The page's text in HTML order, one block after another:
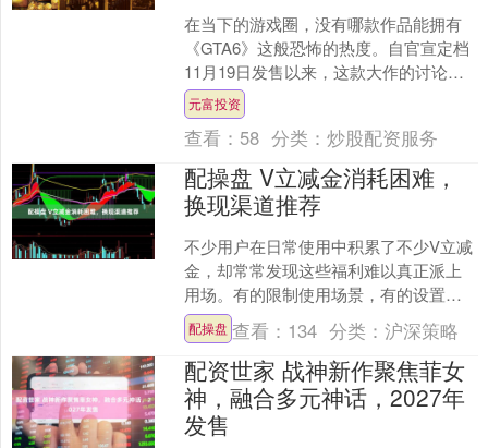
在当下的游戏圈，没有哪款作品能拥有
《GTA6》这般恐怖的热度。自官宣定档
11月19日发售以来，这款大作的讨论度
始终居高不下。目前游戏发售倒计时已
不足200天，无....
元富投资
查看： 58 分类：炒股配资服务
配操盘 V立减金消耗困难，
换现渠道推荐
不少用户在日常使用中积累了不少V立减
金，却常常发现这些福利难以真正派上
用场。有的限制使用场景，有的设置门
槛过高，甚至部分立减金临近过期也找
不到合适的使用方式。面....
配操盘 查看： 134 分类：沪深策略
配资世家 战神新作聚焦菲女
神，融合多元神话，2027年
发售